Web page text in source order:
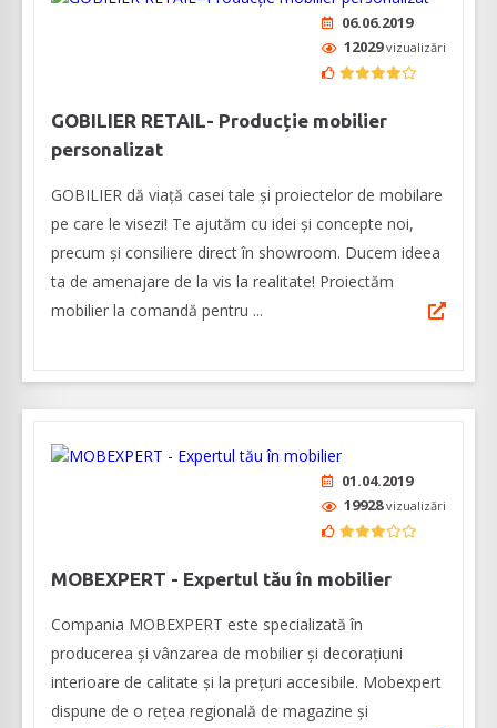
06.06.2019
12029vizualizări
GOBILIER RETAIL- Producție mobilier
personalizat
GOBILIER dă viață casei tale și proiectelor de mobilare
pe care le visezi! Te ajutăm cu idei și concepte noi,
precum și consiliere direct în showroom. Ducem ideea
ta de amenajare de la vis la realitate! Proiectăm
mobilier la comandă pentru ...
01.04.2019
19928vizualizări
MOBEXPERT - Expertul tău în mobilier
Compania MOBEXPERT este specializată în
producerea și vânzarea de mobilier și decorațiuni
interioare de calitate și la prețuri accesibile. Mobexpert
dispune de o rețea regională de magazine și